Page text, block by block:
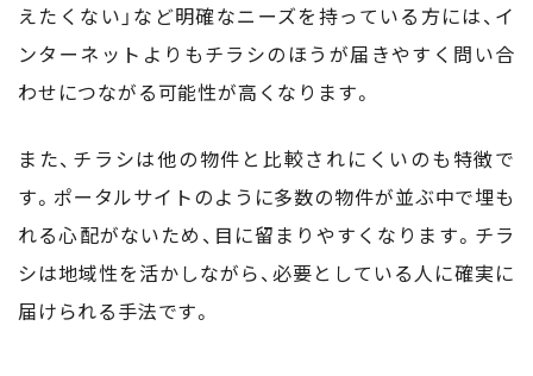
えたくない」など明確なニーズを持っている方には、イ
ンターネットよりもチラシのほうが届きやすく問い合
わせにつながる可能性が高くなります。
また、チラシは他の物件と比較されにくいのも特徴で
す。ポータルサイトのように多数の物件が並ぶ中で埋も
れる心配がないため、目に留まりやすくなります。チラ
シは地域性を活かしながら、必要としている人に確実に
届けられる手法です。